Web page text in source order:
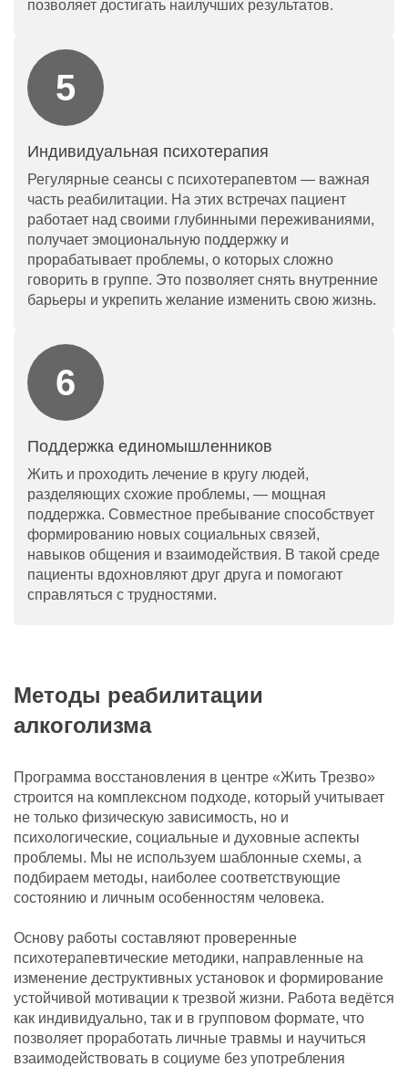
позволяет достигать наилучших результатов.
Индивидуальная психотерапия
Регулярные сеансы с психотерапевтом — важная
часть реабилитации. На этих встречах пациент
работает над своими глубинными переживаниями,
получает эмоциональную поддержку и
прорабатывает проблемы, о которых сложно
говорить в группе. Это позволяет снять внутренние
барьеры и укрепить желание изменить свою жизнь.
Поддержка единомышленников
Жить и проходить лечение в кругу людей,
разделяющих схожие проблемы, — мощная
поддержка. Совместное пребывание способствует
формированию новых социальных связей,
навыков общения и взаимодействия. В такой среде
пациенты вдохновляют друг друга и помогают
справляться с трудностями.
Методы реабилитации
алкоголизма
Программа восстановления в центре «Жить Трезво»
строится на комплексном подходе, который учитывает
не только физическую зависимость, но и
психологические, социальные и духовные аспекты
проблемы. Мы не используем шаблонные схемы, а
подбираем методы, наиболее соответствующие
состоянию и личным особенностям человека.
Основу работы составляют проверенные
психотерапевтические методики, направленные на
изменение деструктивных установок и формирование
устойчивой мотивации к трезвой жизни. Работа ведётся
как индивидуально, так и в групповом формате, что
позволяет проработать личные травмы и научиться
взаимодействовать в социуме без употребления